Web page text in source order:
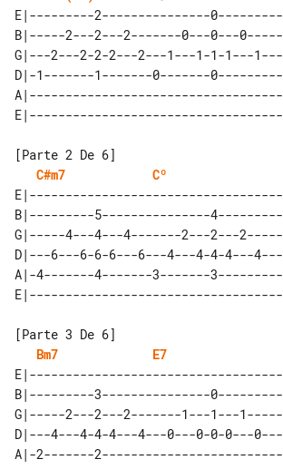
E|---------2---------------0---------
B|-----2---2---2-------0---0---0-----
G|---2---2-2-2---2---1---1-1-1---1---
D|-1-------1-------0-------0---------
A|-----------------------------------
C#m7
Cº
E|-----------------------------------
B|---------5---------------4---------
G|-----4---4---4-------2---2---2-----
D|---6---6-6-6---6---4---4-4-4---4---
A|-4-------4-------3-------3---------
Bm7
E7
E|-----------------------------------
B|---------3---------------0---------
G|-----2---2---2-------1---1---1-----
D|---4---4-4-4---4---0---0-0-0---0---
A|-2-------2-------------------------